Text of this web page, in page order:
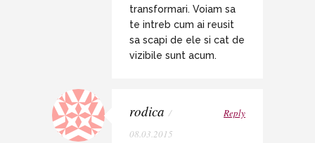
transformari. Voiam sa
te intreb cum ai reusit
sa scapi de ele si cat de
vizibile sunt acum.
rodica /
08.03.2015
Reply